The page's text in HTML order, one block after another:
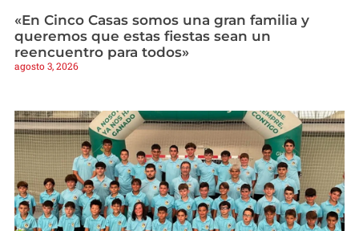
«En Cinco Casas somos una gran familia y
queremos que estas fiestas sean un
reencuentro para todos»
agosto 3, 2026